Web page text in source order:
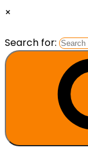
×
Search for: